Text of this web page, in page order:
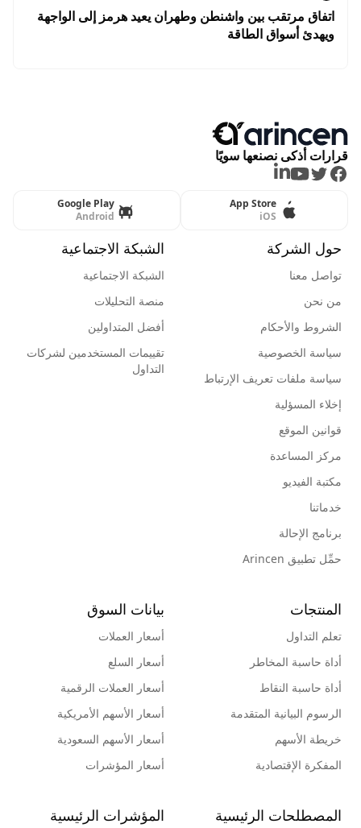
اتفاق مرتقب بين واشنطن وطهران يعيد هرمز إلى الواجهة
ويهدئ أسواق الطاقة
قرارات أذكى نصنعها سويًا
Facebook
Twitter
Youtube
LinkedIn
App Store
iOS
Google Play
Android
حول الشركة
تواصل معنا
من نحن
الشروط والأحكام
سياسة الخصوصية
سياسة ملفات تعريف الإرتباط
إخلاء المسؤلية
قوانين الموقع
مركز المساعدة
مكتبة الفيديو
خدماتنا
برنامج الإحالة
حمِّل تطبيق Arincen
الشبكة الاجتماعية
الشبكة الاجتماعية
منصة التحليلات
أفضل المتداولين
تقييمات المستخدمين لشركات
التداول
المنتجات
تعلم التداول
أداة حاسبة المخاطر
أداة حاسبة النقاط
الرسوم البيانية المتقدمة
خريطة الأسهم
المفكرة الإقتصادية
بيانات السوق
أسعار العملات
أسعار السلع
أسعار العملات الرقمية
أسعار الأسهم الأمريكية
أسعار الأسهم السعودية
أسعار المؤشرات
المصطلحات الرئيسية المؤشرات الرئيسية